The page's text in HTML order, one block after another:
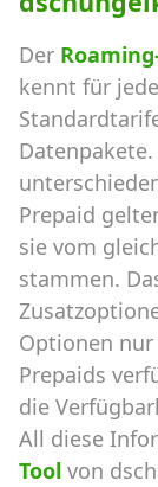
Der
kennt für
Prepaid
sie vom
stammen.
Optionen
Prepaids
die
All diese
Tool von